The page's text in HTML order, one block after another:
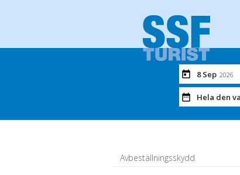
8 Sep 2026
Hela den
Avbeställningsskydd